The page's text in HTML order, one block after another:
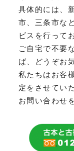
具体的には、
市、三条市な
ビスを行って
ご自宅で不要
ば、どうぞお
私たちはお客
定をさせてい
お問い合わせ